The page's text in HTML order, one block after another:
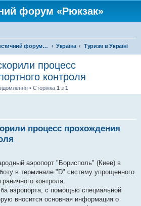
форум «Рюкзак»
Туристичний форум «Рюкзак» Україна Туризм в Україні
процесс
контроля
• Сторінка 1 з 1
процесс прохождения
аэропорт "Борисполь" (Киев) в
в терминале "D" систему упрощенного
контроля.
аэропорта, с помощью специальной
вносится основная информация о